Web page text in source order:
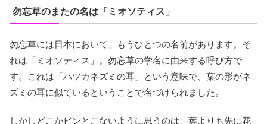
勿忘草のまたの名は「ミオソティス」
勿忘草には日本において、もうひとつの名前があります。そ
れは「ミオソティス」。勿忘草の学名に由来する呼び方で
す。これは「ハツカネズミの耳」という意味で、葉の形がネ
ズミの耳に似ているということで名づけられました。
しかしどこかピンとこないように思うのは、葉よりも先に花